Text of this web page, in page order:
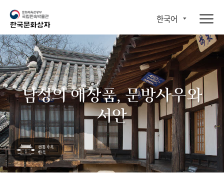
한국어
남성의 애장품, 문방사우와
서안